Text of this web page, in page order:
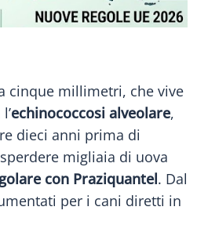
cinque millimetri, che vive
echinococcosi alveolare,
dieci anni prima di
migliaia di uova
con Praziquantel. Dal
per i cani diretti in